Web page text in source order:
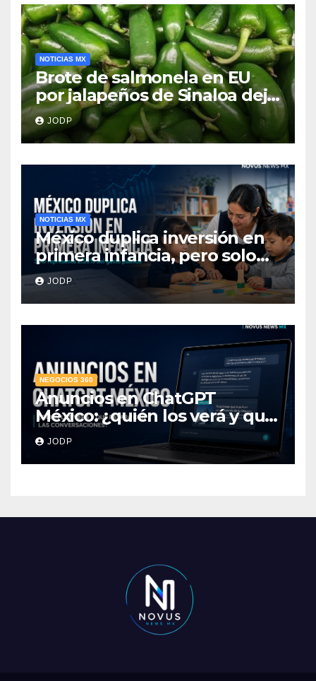
NOTICIAS MX
Brote de salmonela en EU
por jalapeños de Sinaloa deja
345 enfermos y 36
hospitalizados
JODP
NOTICIAS MX
México duplica inversión en
primera infancia, pero solo
destina 2.53% del gasto
público
JODP
NEGOCIOS 360
Anuncios en ChatGPT
México: ¿quién los verá y qué
pasará con las
conversaciones?
JODP